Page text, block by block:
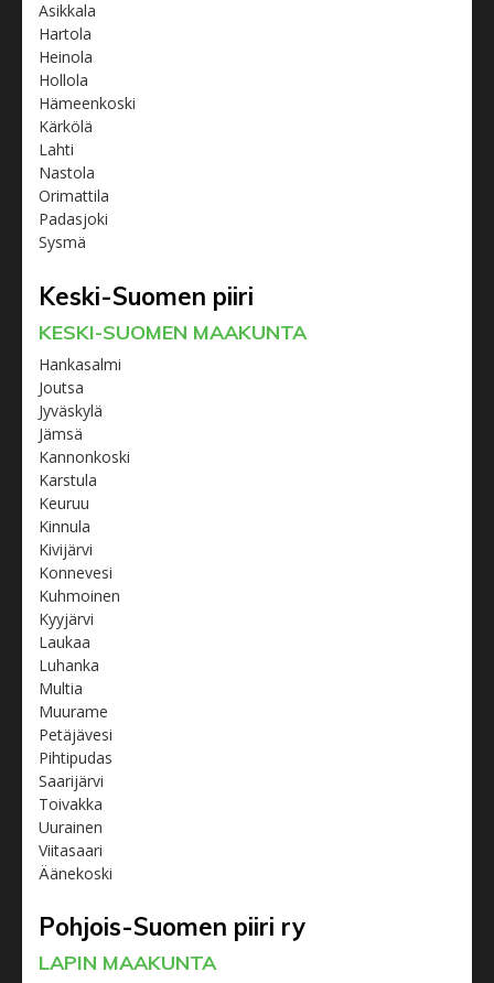
Asikkala
Hartola
Heinola
Hollola
Hämeenkoski
Kärkölä
Lahti
Nastola
Orimattila
Padasjoki
Sysmä
Keski-Suomen piiri
KESKI-SUOMEN MAAKUNTA
Hankasalmi
Joutsa
Jyväskylä
Jämsä
Kannonkoski
Karstula
Keuruu
Kinnula
Kivijärvi
Konnevesi
Kuhmoinen
Kyyjärvi
Laukaa
Luhanka
Multia
Muurame
Petäjävesi
Pihtipudas
Saarijärvi
Toivakka
Uurainen
Viitasaari
Äänekoski
Pohjois-Suomen piiri ry
LAPIN MAAKUNTA